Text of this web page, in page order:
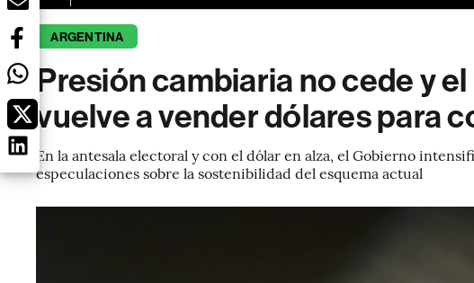
ARGENTINA
Presión cambiaria no cede y
vuelve a vender dólares para
En la antesala electoral y con el dólar en alza, el Gobierno
especulaciones sobre la sostenibilidad del esquema actual